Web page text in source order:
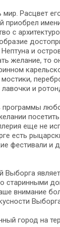
Расцвет
с
и
желание,
и
еще не
есть
фестивали
старинными
внимание
город на